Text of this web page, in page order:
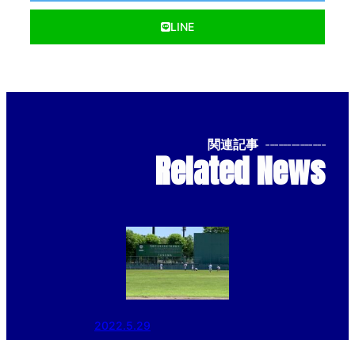
LINE
関連記事 --------------
Related News
2022.5.29